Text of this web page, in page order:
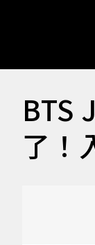
BTS
了！